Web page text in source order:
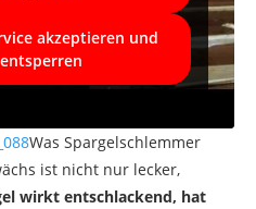
akzeptieren und
Was Spargelschlemmer
ist nicht nur lecker,
wirkt entschlackend, hat